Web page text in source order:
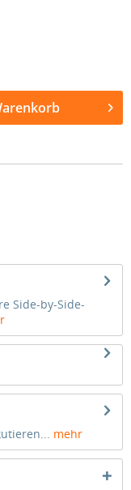
Side-by-Side-
mehr